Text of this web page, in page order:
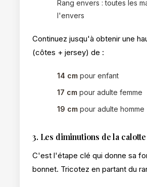
Rang envers : toutes les
l'envers
Continuez jusqu'à obtenir une
(côtes + jersey) de :
14 cm pour enfant
17 cm pour adulte femme
19 cm pour adulte homme
3. Les diminutions de la calotte
C'est l'étape clé qui donne sa
bonnet. Tricotez en partant du